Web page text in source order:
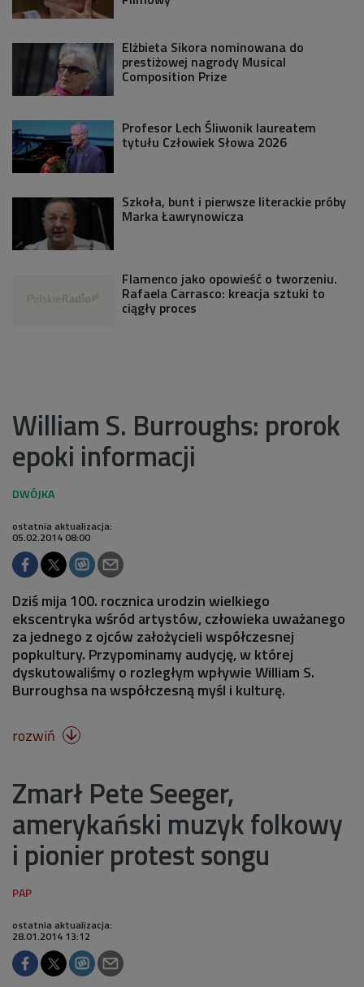
Elżbieta Sikora nominowana do
prestiżowej nagrody Musical
Composition Prize
Profesor Lech Śliwonik laureatem
tytułu Człowiek Słowa 2026
Szkoła, bunt i pierwsze literackie próby
Marka Ławrynowicza
Flamenco jako opowieść o tworzeniu.
Rafaela Carrasco: kreacja sztuki to
ciągły proces
William S. Burroughs: prorok
epoki informacji
ostatnia aktualizacja:
05.02.2014 08:00
Dziś mija 100. rocznica urodzin wielkiego
ekscentryka wśród artystów, człowieka uważanego
za jednego z ojców założycieli współczesnej
popkultury. Przypominamy audycję, w której
dyskutowaliśmy o rozległym wpływie William S.
Burroughsa na współczesną myśl i kulturę.
rozwiń 
Zmarł Pete Seeger,
amerykański muzyk folkowy
i pionier protest songu
ostatnia aktualizacja:
28.01.2014 13:12